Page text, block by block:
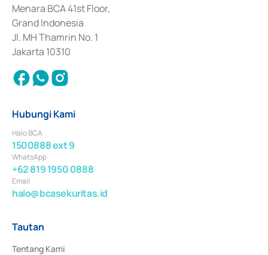
Penerbitan, Transaksi, serta Penatausahaan dan Penyelesaian Transaksi
Surat Berharga Komersial yang izinnya diterbitkan pada tahun 2018.
Menara BCA 41st Floor,
Grand Indonesia
Jl. MH Thamrin No. 1
Jakarta 10310
Hubungi Kami
Halo BCA
1500888 ext 9
WhatsApp
+62 819 1950 0888
Email
halo@bcasekuritas.id
Tautan
Tentang Kami